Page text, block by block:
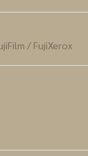
/ FujiXerox